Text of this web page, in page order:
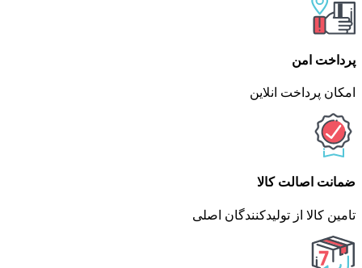
پرداخت امن
امکان پرداخت انلاین
ضمانت اصالت کالا
تامین کالا از تولیدکنندگان اصلی